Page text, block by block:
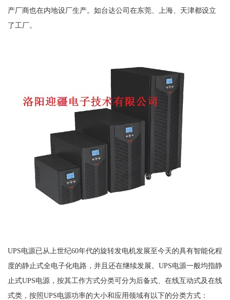
产厂商也在内地设厂生产。如台达公司在东莞、上海、天津都设立
了工厂。
UPS电源已从上世纪60年代的旋转发电机发展至今天的具有智能化程
度的静止式全电子化电路，并且还在继续发展。UPS电源一般均指静
止式UPS电源，按其工作方式分类可分为后备式、在线互动式及在线
式类，按照UPS电源功率的大小和应用领域有以下的分类方式：